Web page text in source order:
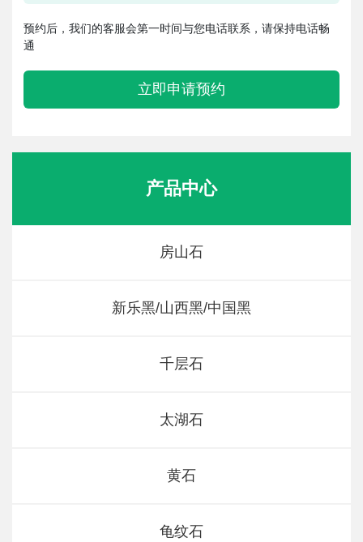
预约后，我们的客服会第一时间与您电话联系，请保持电话畅
通
立即申请预约
产品中心
房山石
新乐黑/山西黑/中国黑
千层石
太湖石
黄石
龟纹石